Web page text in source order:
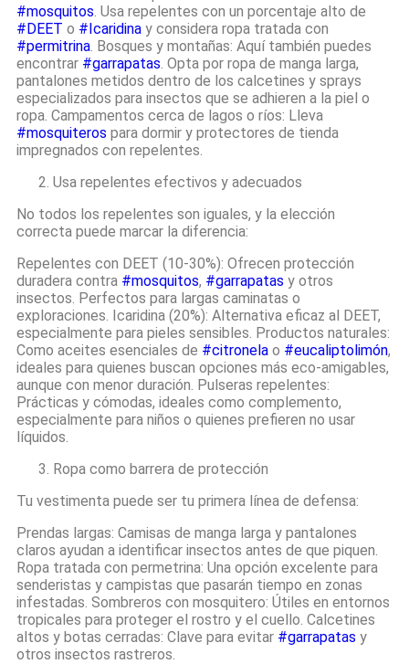
#mosquitos. Usa repelentes con un porcentaje alto de
#DEET o #Icaridina y considera ropa tratada con
#permitrina. Bosques y montañas: Aquí también puedes
encontrar #garrapatas. Opta por ropa de manga larga,
pantalones metidos dentro de los calcetines y sprays
especializados para insectos que se adhieren a la piel o
ropa. Campamentos cerca de lagos o ríos: Lleva
#mosquiteros para dormir y protectores de tienda
impregnados con repelentes.
2. Usa repelentes efectivos y adecuados
No todos los repelentes son iguales, y la elección
correcta puede marcar la diferencia:
Repelentes con DEET (10-30%): Ofrecen protección
duradera contra #mosquitos, #garrapatas y otros
insectos. Perfectos para largas caminatas o
exploraciones. Icaridina (20%): Alternativa eficaz al DEET,
especialmente para pieles sensibles. Productos naturales:
Como aceites esenciales de #citronela o #eucaliptolimón,
ideales para quienes buscan opciones más eco-amigables,
aunque con menor duración. Pulseras repelentes:
Prácticas y cómodas, ideales como complemento,
especialmente para niños o quienes prefieren no usar
líquidos.
3. Ropa como barrera de protección
Tu vestimenta puede ser tu primera línea de defensa:
Prendas largas: Camisas de manga larga y pantalones
claros ayudan a identificar insectos antes de que piquen.
Ropa tratada con permetrina: Una opción excelente para
senderistas y campistas que pasarán tiempo en zonas
infestadas. Sombreros con mosquitero: Útiles en entornos
tropicales para proteger el rostro y el cuello. Calcetines
altos y botas cerradas: Clave para evitar #garrapatas y
otros insectos rastreros.